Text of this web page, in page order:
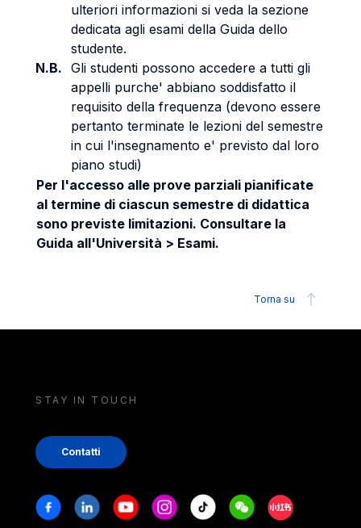
ulteriori informazioni si veda la sezione
dedicata agli esami della Guida dello
studente.
N.B. Gli studenti possono accedere a tutti gli
appelli purche' abbiano soddisfatto il
requisito della frequenza (devono essere
pertanto terminate le lezioni del semestre
in cui l'insegnamento e' previsto dal loro
piano studi)
Per l'accesso alle prove parziali pianificate
al termine di ciascun semestre di didattica
sono previste limitazioni. Consultare la
Guida all'Università > Esami.
Torna su
STAY IN TOUCH
Contatti
Stay in touch
FacebookLinkedinYoutubeInstagram
Tiktok WeechatXiaohongshu/